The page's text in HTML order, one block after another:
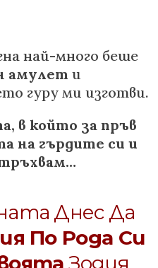
най-много беше
амулет и
гуру ми изготви.
в който за пръв
на гърдите си и
Днес Да
По Рода Си
Зодия